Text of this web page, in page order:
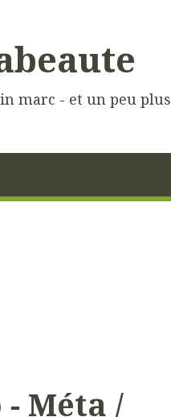
marc - et un peu plus
Méta /